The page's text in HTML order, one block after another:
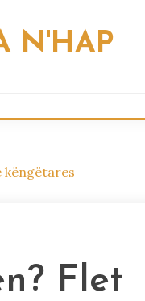
N'HAP
këngëtares
Flet